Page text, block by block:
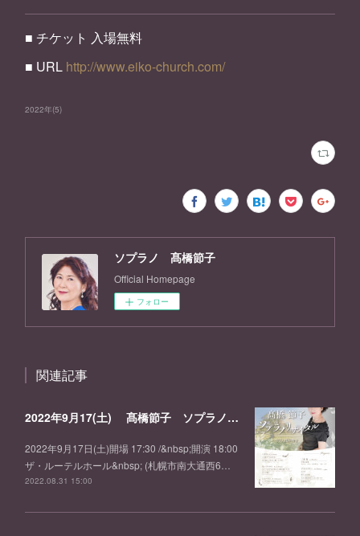
■ チケット 入場無料
■ URL http://www.eiko-church.com/
2022年(5)
ソプラノ 髙橋節子
Official Homepage
フォロー
関連記事
2022年9月17(土) 髙橋節子 ソプラノリサイタル
2022年9月17日(土)開場 17:30 /&nbsp;開演 18:00
ザ・ルーテルホール&nbsp; (札幌市南大通西6…
2022.08.31 15:00